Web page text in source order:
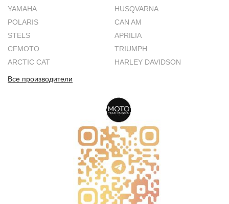
YAMAHA
HUSQVARNA
POLARIS
CAN AM
STELS
APRILIA
CFMOTO
TRIUMPH
ARCTIC CAT
HARLEY DAVIDSON
Все производители